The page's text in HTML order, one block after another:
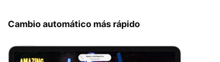
Cambio automático más rápido